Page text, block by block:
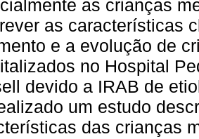
as crianças
as características
e a evolução de
no Hospital
devido a IRAB de
um estudo
das crianças